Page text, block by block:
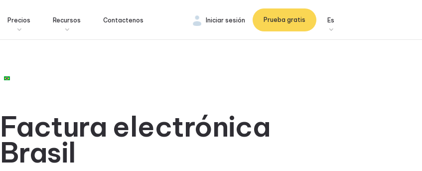
Precios Recursos Contactenos Es
Prueba gratis
Iniciar sesión
Factura electrónica
Brasil